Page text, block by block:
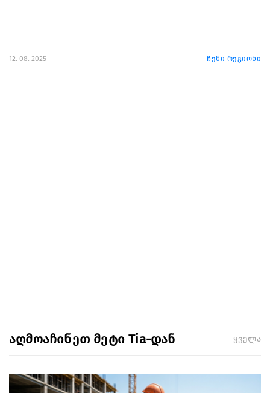
12. 08. 2025 ჩემი რეგიონი
აღმოაჩინეთ მეტი Tia-დან ყველა